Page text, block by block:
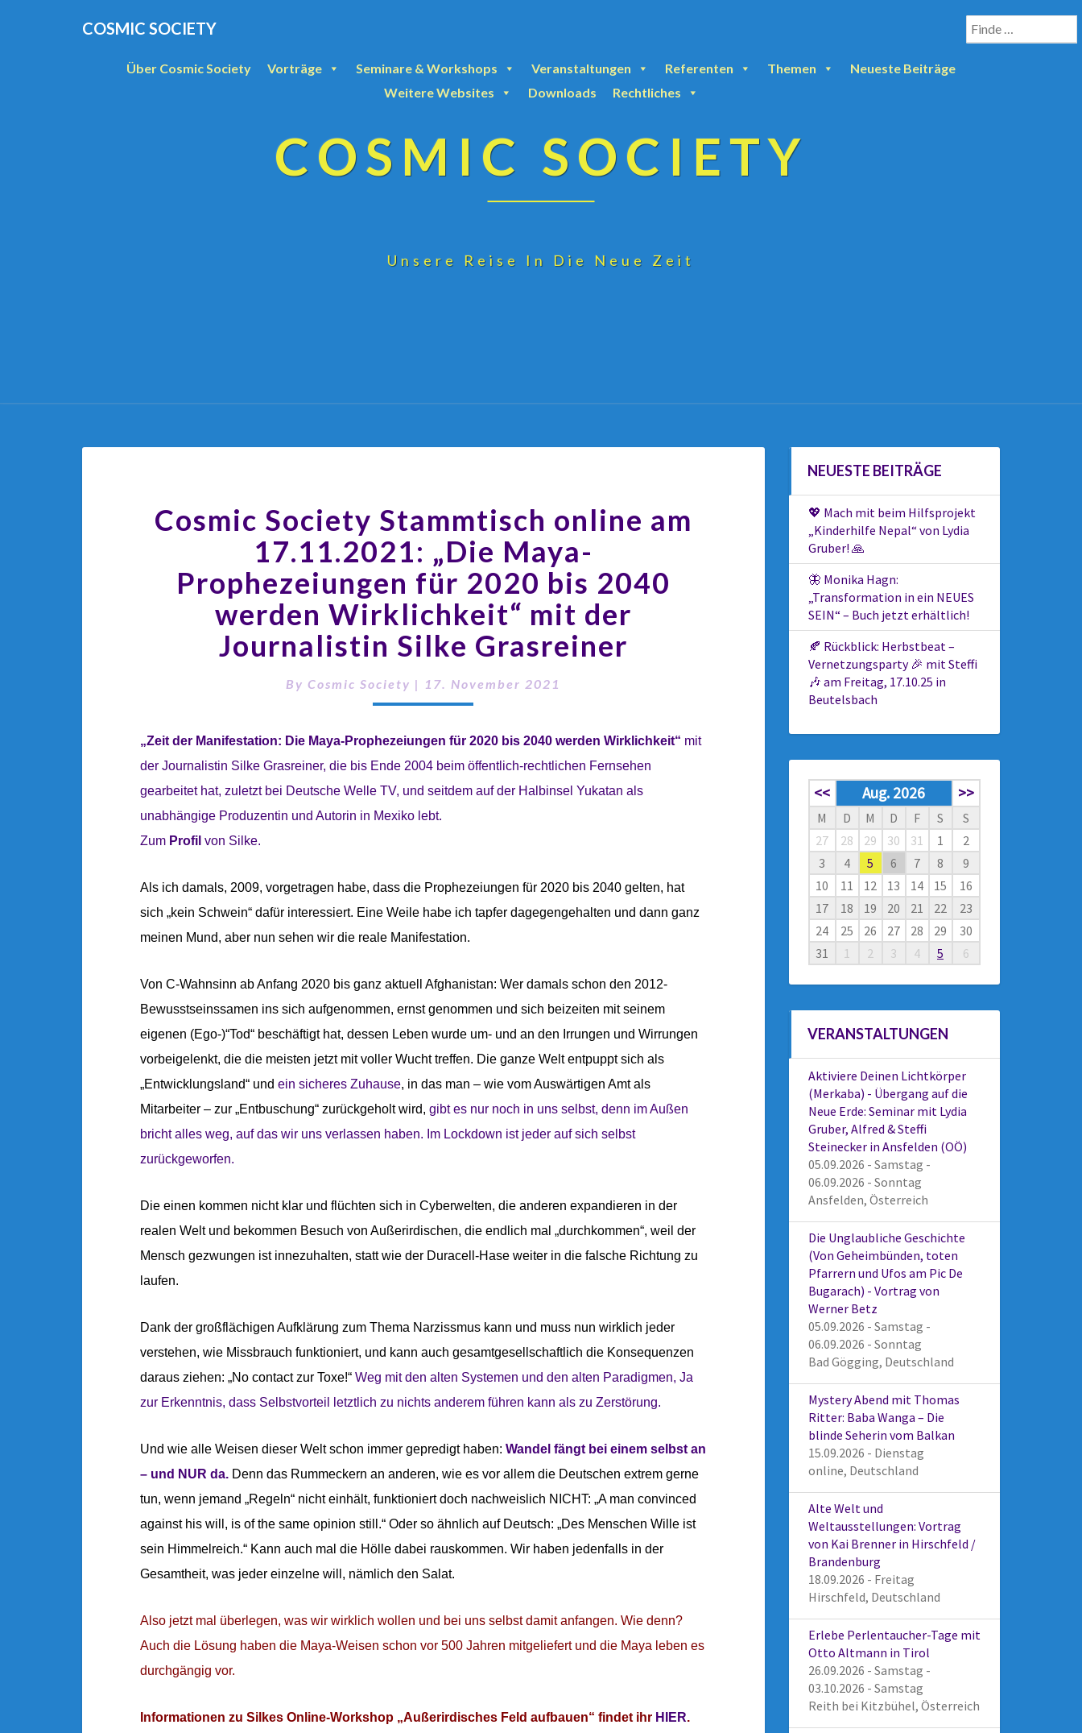
COSMIC SOCIETY
Über Cosmic Society Vorträge Seminare & Workshops Veranstaltungen Referenten Themen
Neueste Beiträge
Weitere Websites
Downloads Rechtliches
COSMIC SOCIETY
Unsere Reise In Die Neue Zeit
Cosmic Society Stammtisch online am
17.11.2021: „Die Maya-
Prophezeiungen für 2020 bis 2040
werden Wirklichkeit“ mit der
Journalistin Silke Grasreiner
ByCosmic Society | 17. November 2021
„Zeit der Manifestation: Die Maya-Prophezeiungen für 2020 bis 2040 werden Wirklichkeit“ mit
der Journalistin Silke Grasreiner, die bis Ende 2004 beim öffentlich-rechtlichen Fernsehen
gearbeitet hat, zuletzt bei Deutsche Welle TV, und seitdem auf der Halbinsel Yukatan als
unabhängige Produzentin und Autorin in Mexiko lebt.
Zum Profil von Silke.
Als ich damals, 2009, vorgetragen habe, dass die Prophezeiungen für 2020 bis 2040 gelten, hat
sich „kein Schwein“ dafür interessiert. Eine Weile habe ich tapfer dagegengehalten und dann ganz
meinen Mund, aber nun sehen wir die reale Manifestation.
Von C-Wahnsinn ab Anfang 2020 bis ganz aktuell Afghanistan: Wer damals schon den 2012-
Bewusstseinssamen ins sich aufgenommen, ernst genommen und sich beizeiten mit seinem
eigenen (Ego-)“Tod“ beschäftigt hat, dessen Leben wurde um- und an den Irrungen und Wirrungen
vorbeigelenkt, die die meisten jetzt mit voller Wucht treffen. Die ganze Welt entpuppt sich als
„Entwicklungsland“ und ein sicheres Zuhause, in das man – wie vom Auswärtigen Amt als
Mitarbeiter – zur „Entbuschung“ zurückgeholt wird, gibt es nur noch in uns selbst, denn im Außen
bricht alles weg, auf das wir uns verlassen haben. Im Lockdown ist jeder auf sich selbst
zurückgeworfen.
Die einen kommen nicht klar und flüchten sich in Cyberwelten, die anderen expandieren in der
realen Welt und bekommen Besuch von Außerirdischen, die endlich mal „durchkommen“, weil der
Mensch gezwungen ist innezuhalten, statt wie der Duracell-Hase weiter in die falsche Richtung zu
laufen.
Dank der großflächigen Aufklärung zum Thema Narzissmus kann und muss nun wirklich jeder
verstehen, wie Missbrauch funktioniert, und kann auch gesamtgesellschaftlich die Konsequenzen
daraus ziehen: „No contact zur Toxe!“ Weg mit den alten Systemen und den alten Paradigmen, Ja
zur Erkenntnis, dass Selbstvorteil letztlich zu nichts anderem führen kann als zu Zerstörung.
Und wie alle Weisen dieser Welt schon immer gepredigt haben: Wandel fängt bei einem selbst an
– und NUR da. Denn das Rummeckern an anderen, wie es vor allem die Deutschen extrem gerne
tun, wenn jemand „Regeln“ nicht einhält, funktioniert doch nachweislich NICHT: „A man convinced
against his will, is of the same opinion still.“ Oder so ähnlich auf Deutsch: „Des Menschen Wille ist
sein Himmelreich.“ Kann auch mal die Hölle dabei rauskommen. Wir haben jedenfalls in der
Gesamtheit, was jeder einzelne will, nämlich den Salat.
Also jetzt mal überlegen, was wir wirklich wollen und bei uns selbst damit anfangen. Wie denn?
Auch die Lösung haben die Maya-Weisen schon vor 500 Jahren mitgeliefert und die Maya leben es
durchgängig vor.
Informationen zu Silkes Online-Workshop „Außerirdisches Feld aufbauen“ findet ihr HIER.
NEUESTE BEITRÄGE
💖 Mach mit beim Hilfsprojekt
„Kinderhilfe Nepal“ von Lydia
Gruber! 🙏
🦋 Monika Hagn:
„Transformation in ein NEUES
SEIN“ – Buch jetzt erhältlich!
🍂 Rückblick: Herbstbeat –
Vernetzungsparty 🎉 mit Steffi
🎶 am Freitag, 17.10.25 in
Beutelsbach
<< Aug. 2026 >>
M D M D F S
S
27
28 29 30 31 1
2
3
4 5 6 7 8
9
10
11 12 13 14 15
16
17
18 19 20 21 22
23
24
25 26 27 28 29
30
31
1 2 3 4 5 6
VERANSTALTUNGEN
Aktiviere Deinen Lichtkörper
(Merkaba) - Übergang auf die
Neue Erde: Seminar mit Lydia
Gruber, Alfred & Steffi
Steinecker in Ansfelden (OÖ)
05.09.2026 - Samstag -
06.09.2026 - Sonntag
Ansfelden, Österreich
Die Unglaubliche Geschichte
(Von Geheimbünden, toten
Pfarrern und Ufos am Pic De
Bugarach) - Vortrag von
Werner Betz
05.09.2026 - Samstag -
06.09.2026 - Sonntag
Bad Gögging, Deutschland
Mystery Abend mit Thomas
Ritter: Baba Wanga – Die
blinde Seherin vom Balkan
15.09.2026 - Dienstag
online, Deutschland
Alte Welt und
Weltausstellungen: Vortrag
von Kai Brenner in Hirschfeld /
Brandenburg
18.09.2026 - Freitag
Hirschfeld, Deutschland
Erlebe Perlentaucher-Tage mit
Otto Altmann in Tirol
26.09.2026 - Samstag -
03.10.2026 - Samstag
Reith bei Kitzbühel, Österreich